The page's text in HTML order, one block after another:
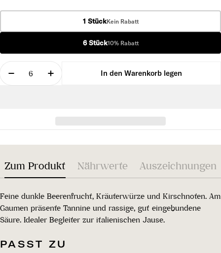
1 StückKein Rabatt
6 Stück10% Rabatt
Menge
Menge für Merlot Collio DOC 2022 verringern
Menge für Merlot Collio DOC 2022
In den Warenkorb legen
Zum Produkt Nährwerte Auszeichnungen
Feine dunkle Beerenfrucht, Kräuterwürze und Kirschnoten. Am
Gaumen präsente Tannine und rassige, gut eingebundene
Säure. Idealer Begleiter zur italienischen Jause.
PASST ZU